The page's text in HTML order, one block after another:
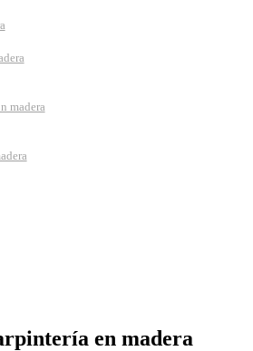
madera
en madera